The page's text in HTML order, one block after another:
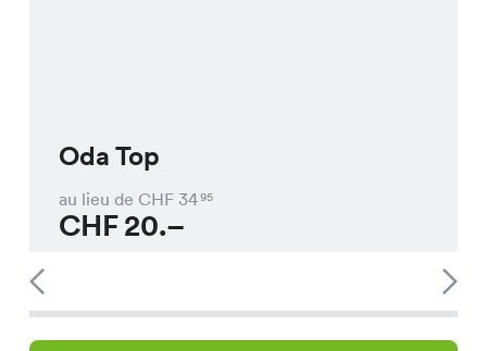
Oda Top
au lieu de CHF 3495
CHF20.–